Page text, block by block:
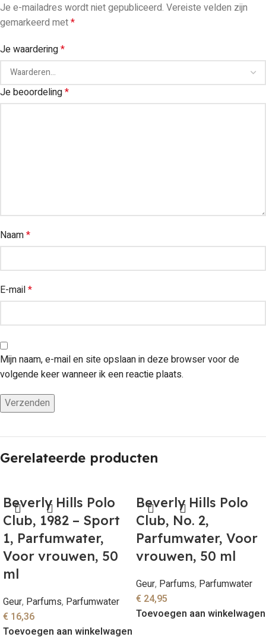
Je e-mailadres wordt niet gepubliceerd. Vereiste velden zijn
gemarkeerd met*
Je waardering*
Je beoordeling*
Naam*
E-mail*
Mijn naam, e-mail en site opslaan in deze browser voor de
volgende keer wanneer ik een reactie plaats.
Gerelateerde producten
Beverly Hills Polo
Club, 1982 – Sport
1, Parfumwater,
Voor vrouwen, 50
ml
Geur, Parfums, Parfumwater
€ 16,36
Toevoegen aan winkelwagen
Beverly Hills Polo
Club, No. 2,
Parfumwater, Voor
vrouwen, 50 ml
Geur, Parfums, Parfumwater
€ 24,95
Toevoegen aan winkelwagen